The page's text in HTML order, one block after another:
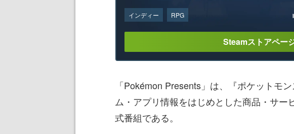
インディー RPG
Steamストアペー
「Pokémon Presents」は、『ポケットモ
ム・アプリ情報をはじめとした商品・サー
式番組である。